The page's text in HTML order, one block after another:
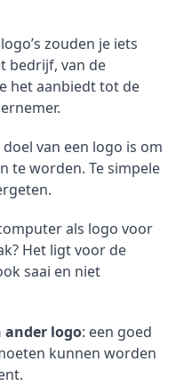
zouden je iets
bedrijf, van de
het aanbiedt tot de
doel van een logo is om
te worden. Te simpele
als logo voor
Het ligt voor de
saai en niet
ander logo: een goed
kunnen worden